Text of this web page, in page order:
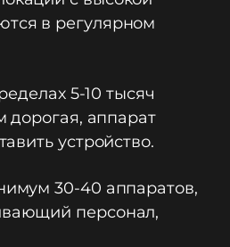
в регулярном
5-10 тысяч
дорогая, аппарат
устройство.
30-40 аппаратов,
персонал,